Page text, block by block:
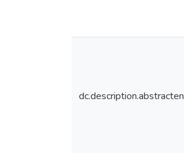
dc.description.abstracten